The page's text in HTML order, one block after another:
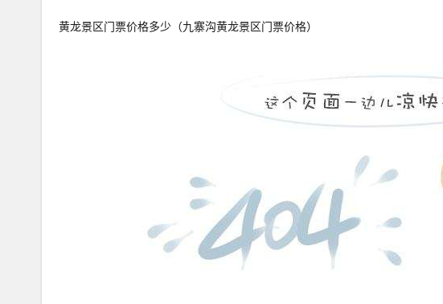
黄龙景区门票价格多少（九寨沟黄龙景区门票价格）